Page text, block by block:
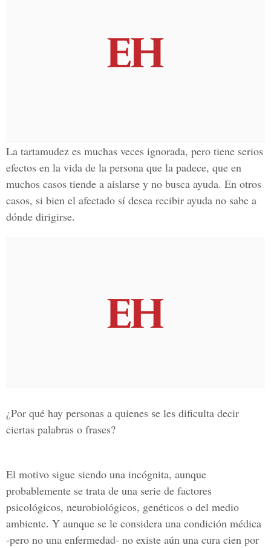
La tartamudez es muchas veces ignorada, pero tiene serios
efectos en la vida de la persona que la padece, que en
muchos casos tiende a aislarse y no busca ayuda. En otros
casos, si bien el afectado sí desea recibir ayuda no sabe a
dónde dirigirse.
¿Por qué hay personas a quienes se les dificulta decir
ciertas palabras o frases?
El motivo sigue siendo una incógnita, aunque
probablemente se trata de una serie de factores
psicológicos, neurobiológicos, genéticos o del medio
ambiente. Y aunque se le considera una condición médica
-pero no una enfermedad- no existe aún una cura cien por